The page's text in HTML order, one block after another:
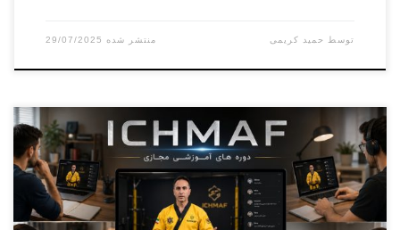
توسط حمید کریمی 29/07/2025
دوره داوری درجه ۳ و۲و۱ مدرس : حمید خانی آقایان و بانوان
زمان : ۶ تیر ۱۴۰۴ مکان : فردیس – کوچه هشتم – سالن